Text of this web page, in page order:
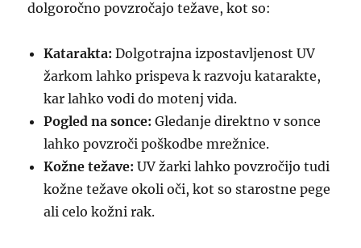
dolgoročno povzročajo težave, kot so:
Katarakta: Dolgotrajna izpostavljenost UV
žarkom lahko prispeva k razvoju katarakte,
kar lahko vodi do motenj vida.
Pogled na sonce: Gledanje direktno v sonce
lahko povzroči poškodbe mrežnice.
Kožne težave: UV žarki lahko povzročijo tudi
kožne težave okoli oči, kot so starostne pege
ali celo kožni rak.